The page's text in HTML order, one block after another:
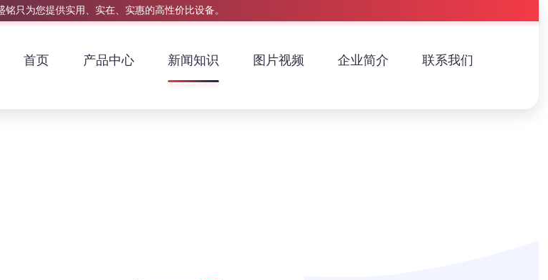
铭只为您提供实用、实在、实惠的高性价比设备。
首页 产品中心 新闻知识 图片视频 企业简介 联系我们